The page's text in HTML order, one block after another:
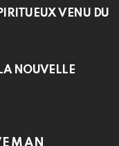
VENU DU
NOUVELLE